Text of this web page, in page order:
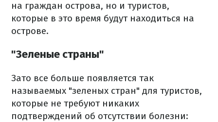
на граждан острова, но и туристов,
которые в это время будут находиться на
острове.
"Зеленые страны"
Зато все больше появляется так
называемых "зеленых стран" для туристов,
которые не требуют никаких
подтверждений об отсутствии болезни: